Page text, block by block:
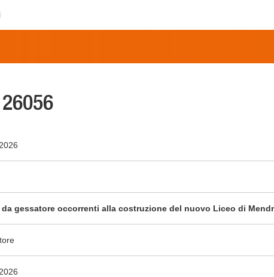
da gessatore occorrenti alla costruzione del nuovo Liceo di